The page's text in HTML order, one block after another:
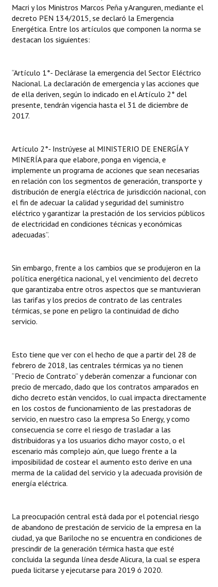
Entrega de distinciones
REFORMA DE LA CARTA ORGÁNICA
Macri y los Ministros Marcos Peña y Aranguren, mediante el
decreto PEN 134/2015, se declaró la Emergencia
Energética. Entre los artículos que componen la norma se
destacan los siguientes:
“Artículo 1°- Declárase la emergencia del Sector Eléctrico
Nacional. La declaración de emergencia y las acciones que
de ella deriven, según lo indicado en el Artículo 2° del
presente, tendrán vigencia hasta el 31 de diciembre de
2017.
Artículo 2°- Instrúyese al MINISTERIO DE ENERGÍA Y
MINERÍA para que elabore, ponga en vigencia, e
implemente un programa de acciones que sean necesarias
en relación con los segmentos de generación, transporte y
distribución de energía eléctrica de jurisdicción nacional, con
el fin de adecuar la calidad y seguridad del suministro
eléctrico y garantizar la prestación de los servicios públicos
de electricidad en condiciones técnicas y económicas
adecuadas”.
Sin embargo, frente a los cambios que se produjeron en la
política energética nacional, y el vencimiento del decreto
que garantizaba entre otros aspectos que se mantuvieran
las tarifas y los precios de contrato de las centrales
térmicas, se pone en peligro la continuidad de dicho
servicio.
Esto tiene que ver con el hecho de que a partir del 28 de
febrero de 2018, las centrales térmicas ya no tienen
“Precio de Contrato” y deberán comenzar a funcionar con
precio de mercado, dado que los contratos amparados en
dicho decreto están vencidos, lo cual impacta directamente
en los costos de funcionamiento de las prestadoras de
servicio, en nuestro caso la empresa So Energy, y como
consecuencia se corre el riesgo de trasladar a las
distribuidoras y a los usuarios dicho mayor costo, o el
escenario más complejo aún, que luego frente a la
imposibilidad de costear el aumento esto derive en una
merma de la calidad del servicio y la adecuada provisión de
energía eléctrica.
La preocupación central está dada por el potencial riesgo
de abandono de prestación de servicio de la empresa en la
ciudad, ya que Bariloche no se encuentra en condiciones de
prescindir de la generación térmica hasta que esté
concluida la segunda línea desde Alicura, la cual se espera
pueda licitarse y ejecutarse para 2019 ó 2020.